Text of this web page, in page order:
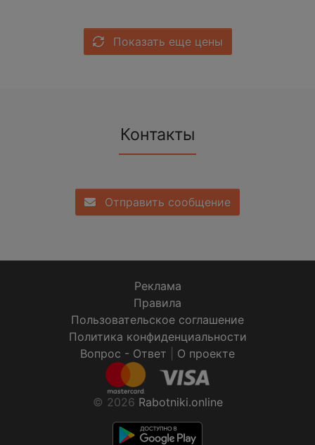
Показать еще цены
Контакты
Отправить сообщение
Реклама
Правила
Пользовательское соглашение
Политика конфиденциальности
Вопрос - Ответ
О проекте
© 2026 Rabotniki.online